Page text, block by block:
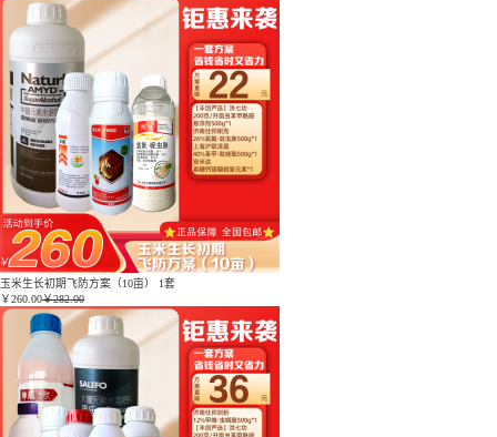
玉米生长初期飞防方案（10亩） 1套
￥260.00￥282.00